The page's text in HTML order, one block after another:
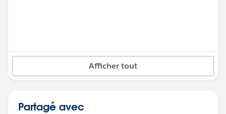
Afficher tout
Partagé avec